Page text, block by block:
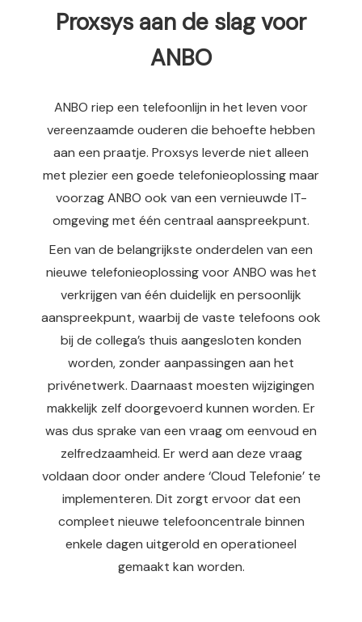
Proxsys aan de slag voor
ANBO
ANBO riep een telefoonlijn in het leven voor
vereenzaamde ouderen die behoefte hebben
aan een praatje. Proxsys leverde niet alleen
met plezier een goede telefonieoplossing maar
voorzag ANBO ook van een vernieuwde IT-
omgeving met één centraal aanspreekpunt.
Een van de belangrijkste onderdelen van een
nieuwe telefonieoplossing voor ANBO was het
verkrijgen van één duidelijk en persoonlijk
aanspreekpunt, waarbij de vaste telefoons ook
bij de collega’s thuis aangesloten konden
worden, zonder aanpassingen aan het
privénetwerk. Daarnaast moesten wijzigingen
makkelijk zelf doorgevoerd kunnen worden. Er
was dus sprake van een vraag om eenvoud en
zelfredzaamheid. Er werd aan deze vraag
voldaan door onder andere ‘Cloud Telefonie’ te
implementeren. Dit zorgt ervoor dat een
compleet nieuwe telefooncentrale binnen
enkele dagen uitgerold en operationeel
gemaakt kan worden.
van